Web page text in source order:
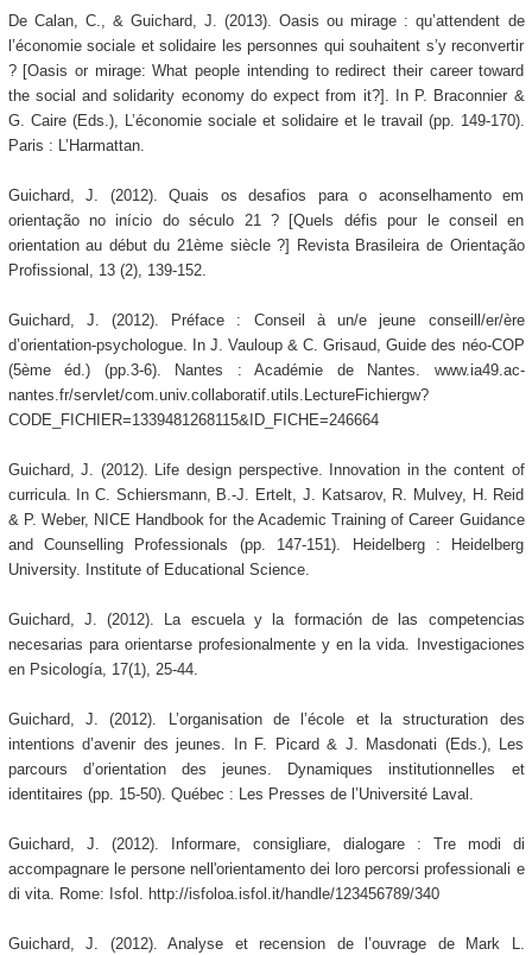
De Calan, C., & Guichard, J. (2013). Oasis ou mirage : qu’attendent de
l’économie sociale et solidaire les personnes qui souhaitent s’y reconvertir
? [Oasis or mirage: What people intending to redirect their career toward
the social and solidarity economy do expect from it?]. In P. Braconnier &
G. Caire (Eds.), L’économie sociale et solidaire et le travail (pp. 149-170).
Paris : L’Harmattan.
Guichard, J. (2012). Quais os desafios para o aconselhamento em
orientação no início do século 21 ? [Quels défis pour le conseil en
orientation au début du 21ème siècle ?] Revista Brasileira de Orientação
Profissional, 13 (2), 139-152.
Guichard, J. (2012). Préface : Conseil à un/e jeune conseill/er/ère
d’orientation-psychologue. In J. Vauloup & C. Grisaud, Guide des néo-COP
(5ème éd.) (pp.3-6). Nantes : Académie de Nantes. www.ia49.ac-
nantes.fr/servlet/com.univ.collaboratif.utils.LectureFichiergw?
CODE_FICHIER=1339481268115&ID_FICHE=246664
Guichard, J. (2012). Life design perspective. Innovation in the content of
curricula. In C. Schiersmann, B.-J. Ertelt, J. Katsarov, R. Mulvey, H. Reid
& P. Weber, NICE Handbook for the Academic Training of Career Guidance
and Counselling Professionals (pp. 147-151). Heidelberg : Heidelberg
University. Institute of Educational Science.
Guichard, J. (2012). La escuela y la formación de las competencias
necesarias para orientarse profesionalmente y en la vida. Investigaciones
en Psicología, 17(1), 25-44.
Guichard, J. (2012). L’organisation de l’école et la structuration des
intentions d’avenir des jeunes. In F. Picard & J. Masdonati (Eds.), Les
parcours d’orientation des jeunes. Dynamiques institutionnelles et
identitaires (pp. 15-50). Québec : Les Presses de l’Université Laval.
Guichard, J. (2012). Informare, consigliare, dialogare : Tre modi di
accompagnare le persone nell'orientamento dei loro percorsi professionali e
di vita. Rome: Isfol. http://isfoloa.isfol.it/handle/123456789/340
Guichard, J. (2012). Analyse et recension de l’ouvrage de Mark L.